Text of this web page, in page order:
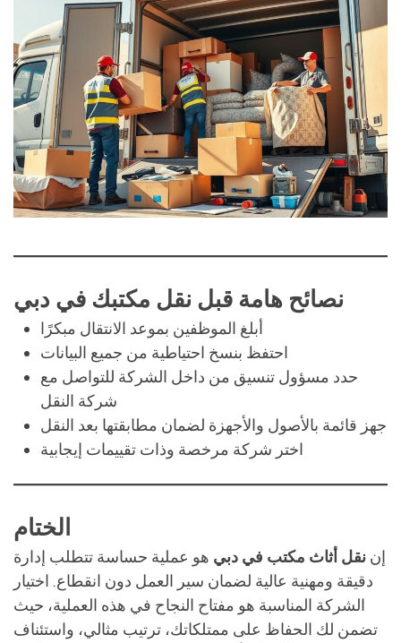
نصائح هامة قبل نقل مكتبك في دبي
أبلغ الموظفين بموعد الانتقال مبكرًا
احتفظ بنسخ احتياطية من جميع البيانات
حدد مسؤول تنسيق من داخل الشركة للتواصل مع
شركة النقل
جهز قائمة بالأصول والأجهزة لضمان مطابقتها بعد النقل
اختر شركة مرخصة وذات تقييمات إيجابية
الختام
إن نقل أثاث مكتب في دبي هو عملية حساسة تتطلب إدارة
دقيقة ومهنية عالية لضمان سير العمل دون انقطاع. اختيار
الشركة المناسبة هو مفتاح النجاح في هذه العملية، حيث
تضمن لك الحفاظ على ممتلكاتك، ترتيب مثالي، واستئناف